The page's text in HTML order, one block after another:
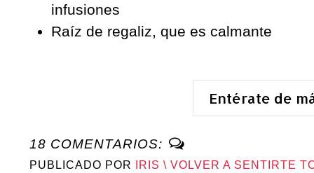
infusiones
Raíz de regaliz, que es calmante
Entérate de
18 COMENTARIOS:
PUBLICADO POR
IRIS \ VOLVER A SENTIRTE